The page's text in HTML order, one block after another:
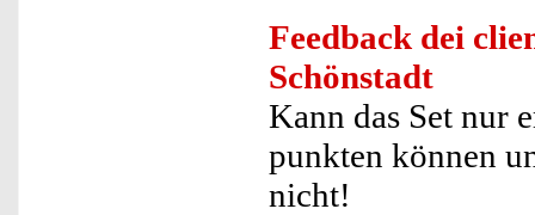
Feedback dei
Schönstadt
Kann das Set nur
punkten können
nicht!